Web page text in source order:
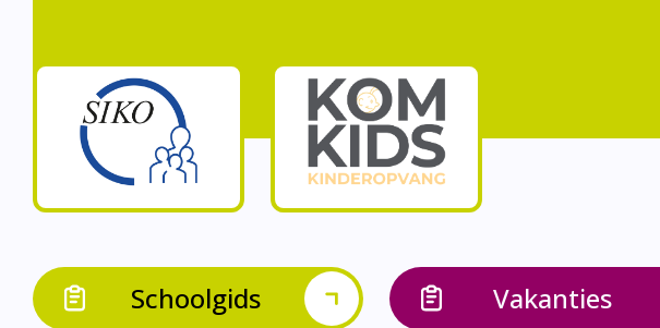
Schoolgids Vakanties